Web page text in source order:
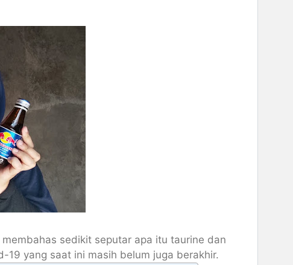
sedikit seputar apa itu taurine dan
yang saat ini masih belum juga berakhir.